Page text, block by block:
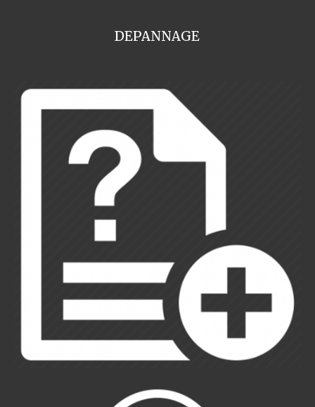
DEPANNAGE